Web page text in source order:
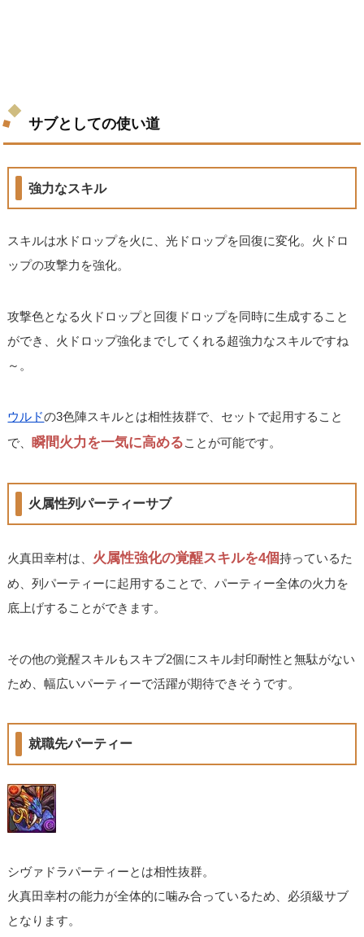
サブとしての使い道
強力なスキル
スキルは水ドロップを火に、光ドロップを回復に変化。火ドロ
ップの攻撃力を強化。
攻撃色となる火ドロップと回復ドロップを同時に生成すること
ができ、火ドロップ強化までしてくれる超強力なスキルですね
～。
ウルドの3色陣スキルとは相性抜群で、セットで起用すること
で、 瞬間火力を一気に高めることが可能です。
火属性列パーティーサブ
火真田幸村は、 火属性強化の覚醒スキルを4個持っているた
め、列パーティーに起用することで、パーティー全体の火力を
底上げすることができます。
その他の覚醒スキルもスキブ2個にスキル封印耐性と無駄がない
ため、幅広いパーティーで活躍が期待できそうです。
就職先パーティー
シヴァドラパーティーとは相性抜群。
火真田幸村の能力が全体的に噛み合っているため、必須級サブ
となります。